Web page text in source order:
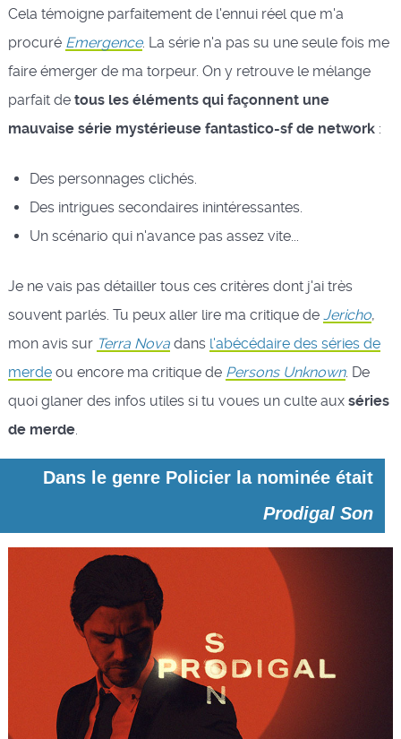
Cela témoigne parfaitement de l'ennui réel que m'a
procuré Emergence. La série n'a pas su une seule fois me
faire émerger de ma torpeur. On y retrouve le mélange
parfait de tous les éléments qui façonnent une
mauvaise série mystérieuse fantastico-sf de network :
Des personnages clichés.
Des intrigues secondaires inintéressantes.
Un scénario qui n'avance pas assez vite...
Je ne vais pas détailler tous ces critères dont j'ai très
souvent parlés. Tu peux aller lire ma critique de Jericho,
mon avis sur Terra Novadans l'abécédaire des séries de
merdeou encore ma critique de Persons Unknown. De
quoi glaner des infos utiles si tu voues un culte aux séries
de merde.
Dans le genre Policier la nominée était
Prodigal Son